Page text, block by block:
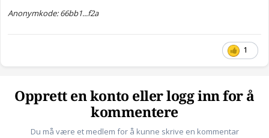
Anonymkode: 66bb1...f2a
1
Opprett en konto eller logg inn for å
kommentere
Du må være et medlem for å kunne skrive en kommentar